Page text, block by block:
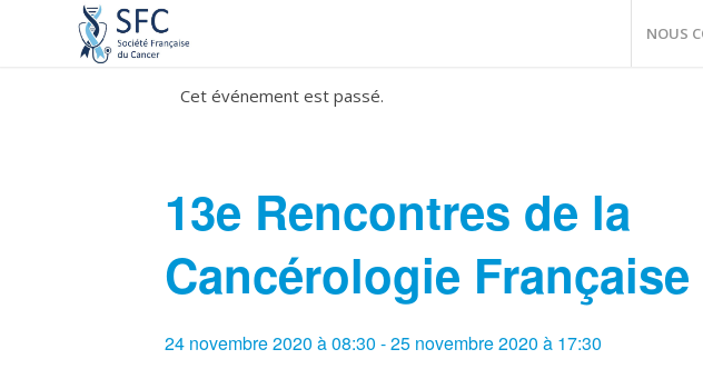
NOUS
Cet événement est passé.
13e Rencontres de la
Cancérologie Française
24 novembre 2020 à 08:30 -25 novembre 2020 à 17:30